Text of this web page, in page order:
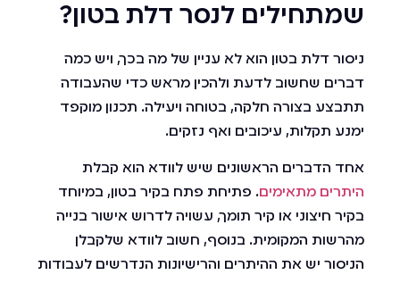
שמתחילים לנסר דלת בטון?
ניסור דלת בטון הוא לא עניין של מה בכך, ויש כמה
דברים שחשוב לדעת ולהכין מראש כדי שהעבודה
תתבצע בצורה חלקה, בטוחה ויעילה. תכנון מוקפד
ימנע תקלות, עיכובים ואף נזקים.
אחד הדברים הראשונים שיש לוודא הוא קבלת
היתרים מתאימים. פתיחת פתח בקיר בטון, במיוחד
בקיר חיצוני או קיר תומך, עשויה לדרוש אישור בנייה
מהרשות המקומית. בנוסף, חשוב לוודא שלקבלן
הניסור יש את ההיתרים והרישיונות הנדרשים לעבודות